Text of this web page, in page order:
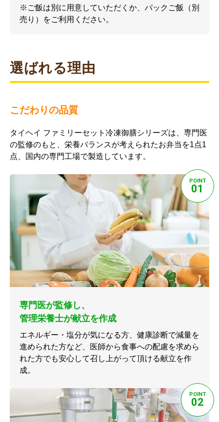
※ご飯は別に用意していただくか、パックご飯（別
売り）をご利用ください。
選ばれる理由
こだわりの品質
タイヘイ ファミリーセット冷凍御膳シリーズは、専門医
の監修のもと、栄養バランスが考えられたお弁当を1点1
点、国内の専門工場で製造しています。
POINT
01
専門医が監修し、
管理栄養士が献立を作成
エネルギー・塩分が気になる方、健康診断で減量を
進められた方など、医師から食事への配慮を求めら
れた方でも安心して召し上がって頂ける献立を作
成。
POINT
02